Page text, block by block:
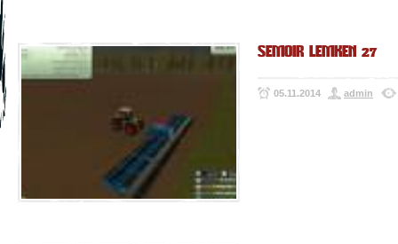
SEMOIR LEMKEN 27
05.11.2014 admin